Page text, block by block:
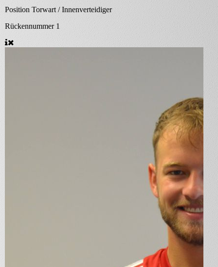
Position Torwart / Innenverteidiger
Rückennummer 1